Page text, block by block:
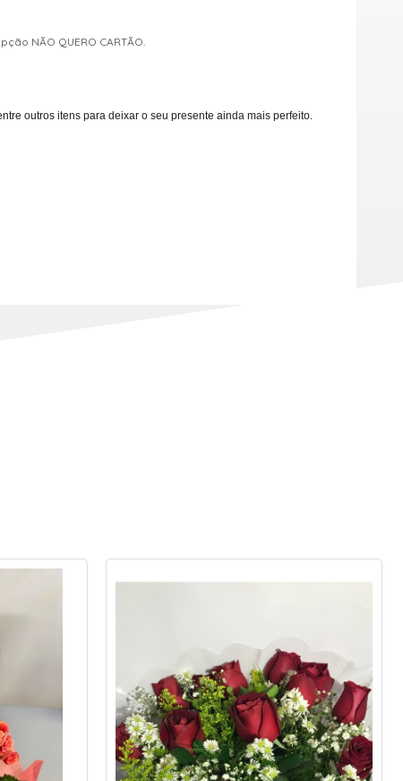
NÃO QUERO CARTÃO.
outros itens para deixar o seu presente ainda mais perfeito.